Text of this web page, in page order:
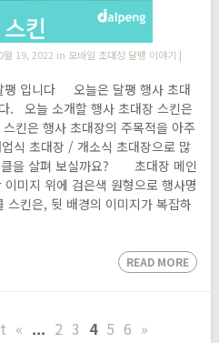
월 19, 2022 in 모바일 초대장 달팽 이야기 |
팽 입니다 오늘은 달팽 행사 초대
. 오늘 소개할 행사 초대장 스킨은
은 행사 초대장의 주목적을 아주
식 초대장 / 개소식 초대장으로 많
을 살펴 보실까요? 초대장 메인
미지 위에 검은색 원형으로 행사명
킨은, 뒷 배경의 이미지가 복잡하
READ MORE
« ... 2 3 4 5 6 »